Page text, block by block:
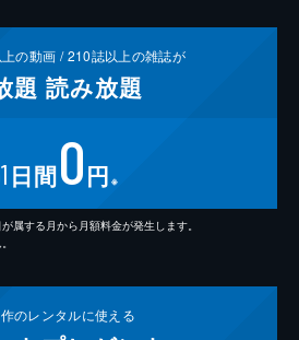
の動画 /210誌以上の雑誌が
題 読み放題
日間0円 ※
属する月から月額料金が発生します。
のレンタルに使える